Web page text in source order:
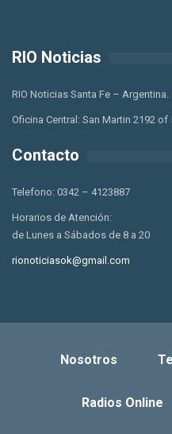
RIO Noticias
RIO Noticias Santa Fe –
Oficina Central: San Martin 2192
Contacto
Telefono: 0342 – 4123887
Horarios de Atención:
de Lunes a Sábados de 8 a 20
rionoticiasok@gmail.com
Nosotros
Radios Online